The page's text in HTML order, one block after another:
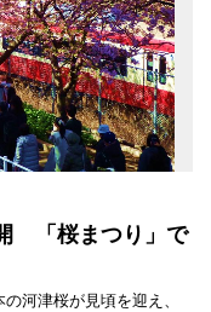
「桜まつり」で
河津桜が見頃を迎え、